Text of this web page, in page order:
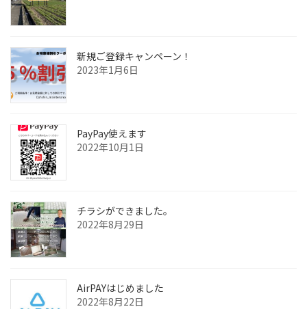
新規ご登録キャンペーン！
2023年1月6日
PayPay使えます
2022年10月1日
チラシができました。
2022年8月29日
AirPAYはじめました
2022年8月22日